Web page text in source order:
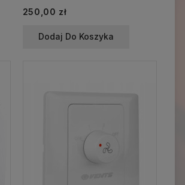
250,00 zł
Dodaj Do Koszyka